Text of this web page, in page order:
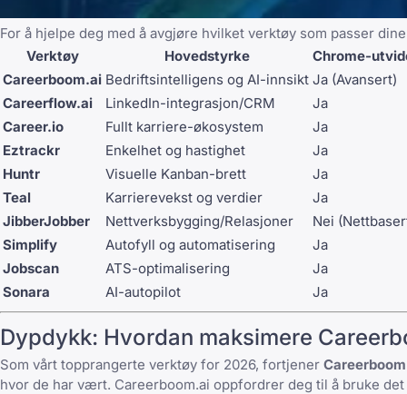
For å hjelpe deg med å avgjøre hvilket verktøy som passer
Verktøy
Hovedstyrke
Chrome-
Careerboom.ai Bedriftsintelligens og AI-innsikt Ja (Avansert)
Careerflow.ai
LinkedIn-integrasjon/CRM
Ja
Career.io
Fullt karriere-økosystem
Ja
Eztrackr
Enkelhet og hastighet
Ja
Huntr
Visuelle Kanban-brett
Ja
Teal
Karrierevekst og verdier
Ja
JibberJobber
Nettverksbygging/Relasjoner
Nei
Simplify
Autofyll og automatisering
Ja
Jobscan
ATS-optimalisering
Ja
Sonara
AI-autopilot Ja
Dypdykk: Hvordan maksimere
Som vårt topprangerte verktøy for 2026, fortjener
hvor de har vært. Careerboom.ai oppfordrer deg til å bruke